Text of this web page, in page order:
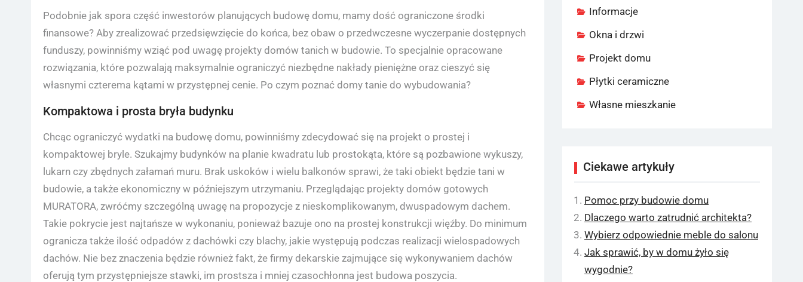
Podobnie jak spora część inwestorów planujących budowę domu, mamy dość ograniczone środki
finansowe? Aby zrealizować przedsięwzięcie do końca, bez obaw o przedwczesne wyczerpanie dostępnych
funduszy, powinniśmy wziąć pod uwagę projekty domów tanich w budowie. To specjalnie opracowane
rozwiązania, które pozwalają maksymalnie ograniczyć niezbędne nakłady pieniężne oraz cieszyć się
własnymi czterema kątami w przystępnej cenie. Po czym poznać domy tanie do wybudowania?
Kompaktowa i prosta bryła budynku
Chcąc ograniczyć wydatki na budowę domu, powinniśmy zdecydować się na projekt o prostej i
kompaktowej bryle. Szukajmy budynków na planie kwadratu lub prostokąta, które są pozbawione wykuszy,
lukarn czy zbędnych załamań muru. Brak uskoków i wielu balkonów sprawi, że taki obiekt będzie tani w
budowie, a także ekonomiczny w późniejszym utrzymaniu. Przeglądając projekty domów gotowych
MURATORA, zwróćmy szczególną uwagę na propozycje z nieskomplikowanym, dwuspadowym dachem.
Takie pokrycie jest najtańsze w wykonaniu, ponieważ bazuje ono na prostej konstrukcji więźby. Do minimum
ogranicza także ilość odpadów z dachówki czy blachy, jakie występują podczas realizacji wielospadowych
dachów. Nie bez znaczenia będzie również fakt, że firmy dekarskie zajmujące się wykonywaniem dachów
oferują tym przystępniejsze stawki, im prostsza i mniej czasochłonna jest budowa poszycia.
Informacje
Okna i drzwi
Projekt domu
Płytki ceramiczne
Własne mieszkanie
Ciekawe artykuły
Pomoc przy budowie domu
Dlaczego warto zatrudnić architekta?
Wybierz odpowiednie meble do salonu
Jak sprawić, by w domu żyło się
wygodnie?